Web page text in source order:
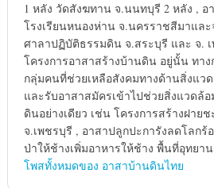
1 หลัง วัดสังฆทาน จ.นนทบุรี 2 หลัง , อ
โรงเรียนหนองห่าน จ.นครราชสีมาและ
ศาลาปฏิบัติธรรมดิน จ.สระบุรี และ จ.
โครงการอาสาสร้างบ้านดิน อยู่นั้น ทา
กลุ่มคนที่ช่วยเหลือสังคมทางด้านสิ่งแว
และรับอาสาสมัครเข้าไปช่วยสิ่งแวดล้
ดินอย่างเดียว เช่น โครงการสร้างฝาย
จ.เพชรบุรี , อาสาปลูกปะการังลดโลก
ป่าให้ช้างเพิ่มอาหารให้ช้าง พื้นที่อุทยา
โพสทั้งหมดของ อาสาบ้านดินไทย